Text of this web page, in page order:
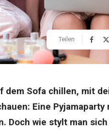
Teilen
dem Sofa chillen, mit
Eine
Doch wie stylt man